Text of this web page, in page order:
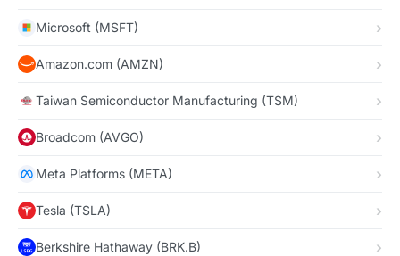
Microsoft (MSFT)
Amazon.com (AMZN)
Taiwan Semiconductor Manufacturing (TSM)
Broadcom (AVGO)
Meta Platforms (META)
Tesla (TSLA)
Berkshire Hathaway (BRK.B)